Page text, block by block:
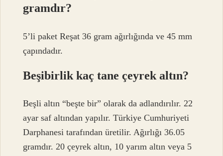
gramdır?
5’li paket Reşat 36 gram ağırlığında ve 45 mm
çapındadır.
Beşibirlik kaç tane çeyrek altın?
Beşli altın “beşte bir” olarak da adlandırılır. 22
ayar saf altından yapılır. Türkiye Cumhuriyeti
Darphanesi tarafından üretilir. Ağırlığı 36.05
gramdır. 20 çeyrek altın, 10 yarım altın veya 5